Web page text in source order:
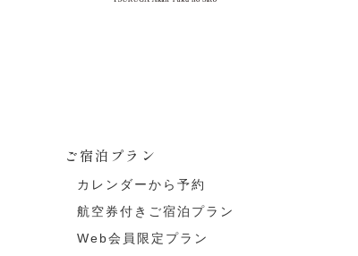
ご宿泊プラン
カレンダーから予約
航空券付きご宿泊プラン
Web会員限定プラン